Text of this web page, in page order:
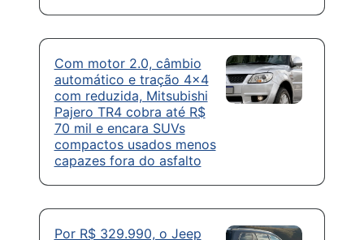
Com motor 2.0, câmbio
automático e tração 4×4
com reduzida, Mitsubishi
Pajero TR4 cobra até R$
70 mil e encara SUVs
compactos usados menos
capazes fora do asfalto
Por R$ 329.990, o Jeep